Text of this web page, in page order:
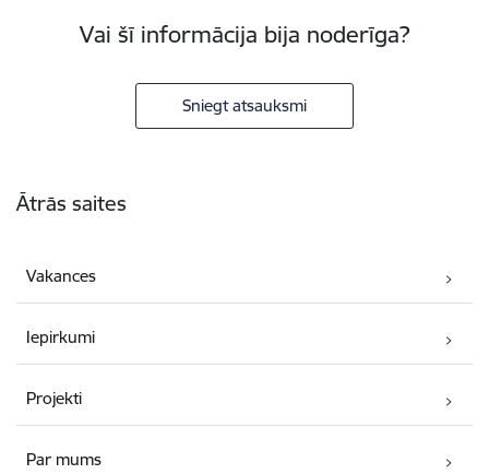
Vai šī informācija bija noderīga?
Sniegt atsauksmi
Ātrās saites
Vakances
Iepirkumi
Projekti
Par mums